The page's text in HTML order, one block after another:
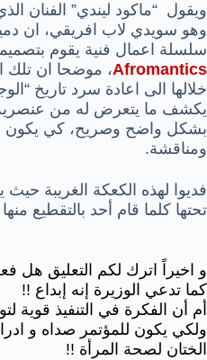
ويقول “ماكود ليندي” الفنان
وهو سويدي لاب افريقي، ان
سلسلة اعمال فنية يقوم
Afromantics، موضحا ان تلك
خلالها الى اعادة سرد تاريخ
يكشف ما يتعرض له من
بشكل واضح وصريح، كي يكون
ومناقشة.
فديوا لهذه الكعكة الغريبة
تحتها كلما قام أحد بالتقطيع منها
و اخيراً اترك لكم التعليق هل
كما تدعي الوزيرة إنه إبداع !!
أم أن الفكرة في التنفيذ قوية
ولكي يكون للمؤتمر صداه و
الختان لصحة المرأة !!